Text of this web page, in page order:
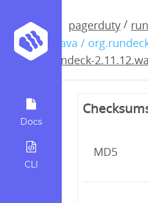
Docs
CLI
pagerduty /
/ java /
rundeck-
MD5